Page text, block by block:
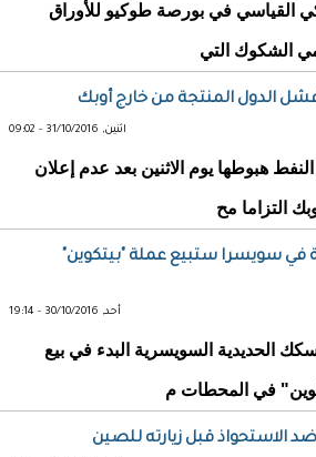
القياسي في بورصة طوكيو للأوراق
الشكوك التي
الدول المنتجة من خارج أوبك
اثنين, 31/10/2016 - 09:02
هبوطها يوم الاثنين بعد عدم إعلان
التزاما مح
سويسرا ستبيع عملة "بيتكوين"
أحد, 30/10/2016 - 19:14
الحديدية السويسرية البدء في بيع
في المحطات م
الاستحواذ قبل زيارته للصين